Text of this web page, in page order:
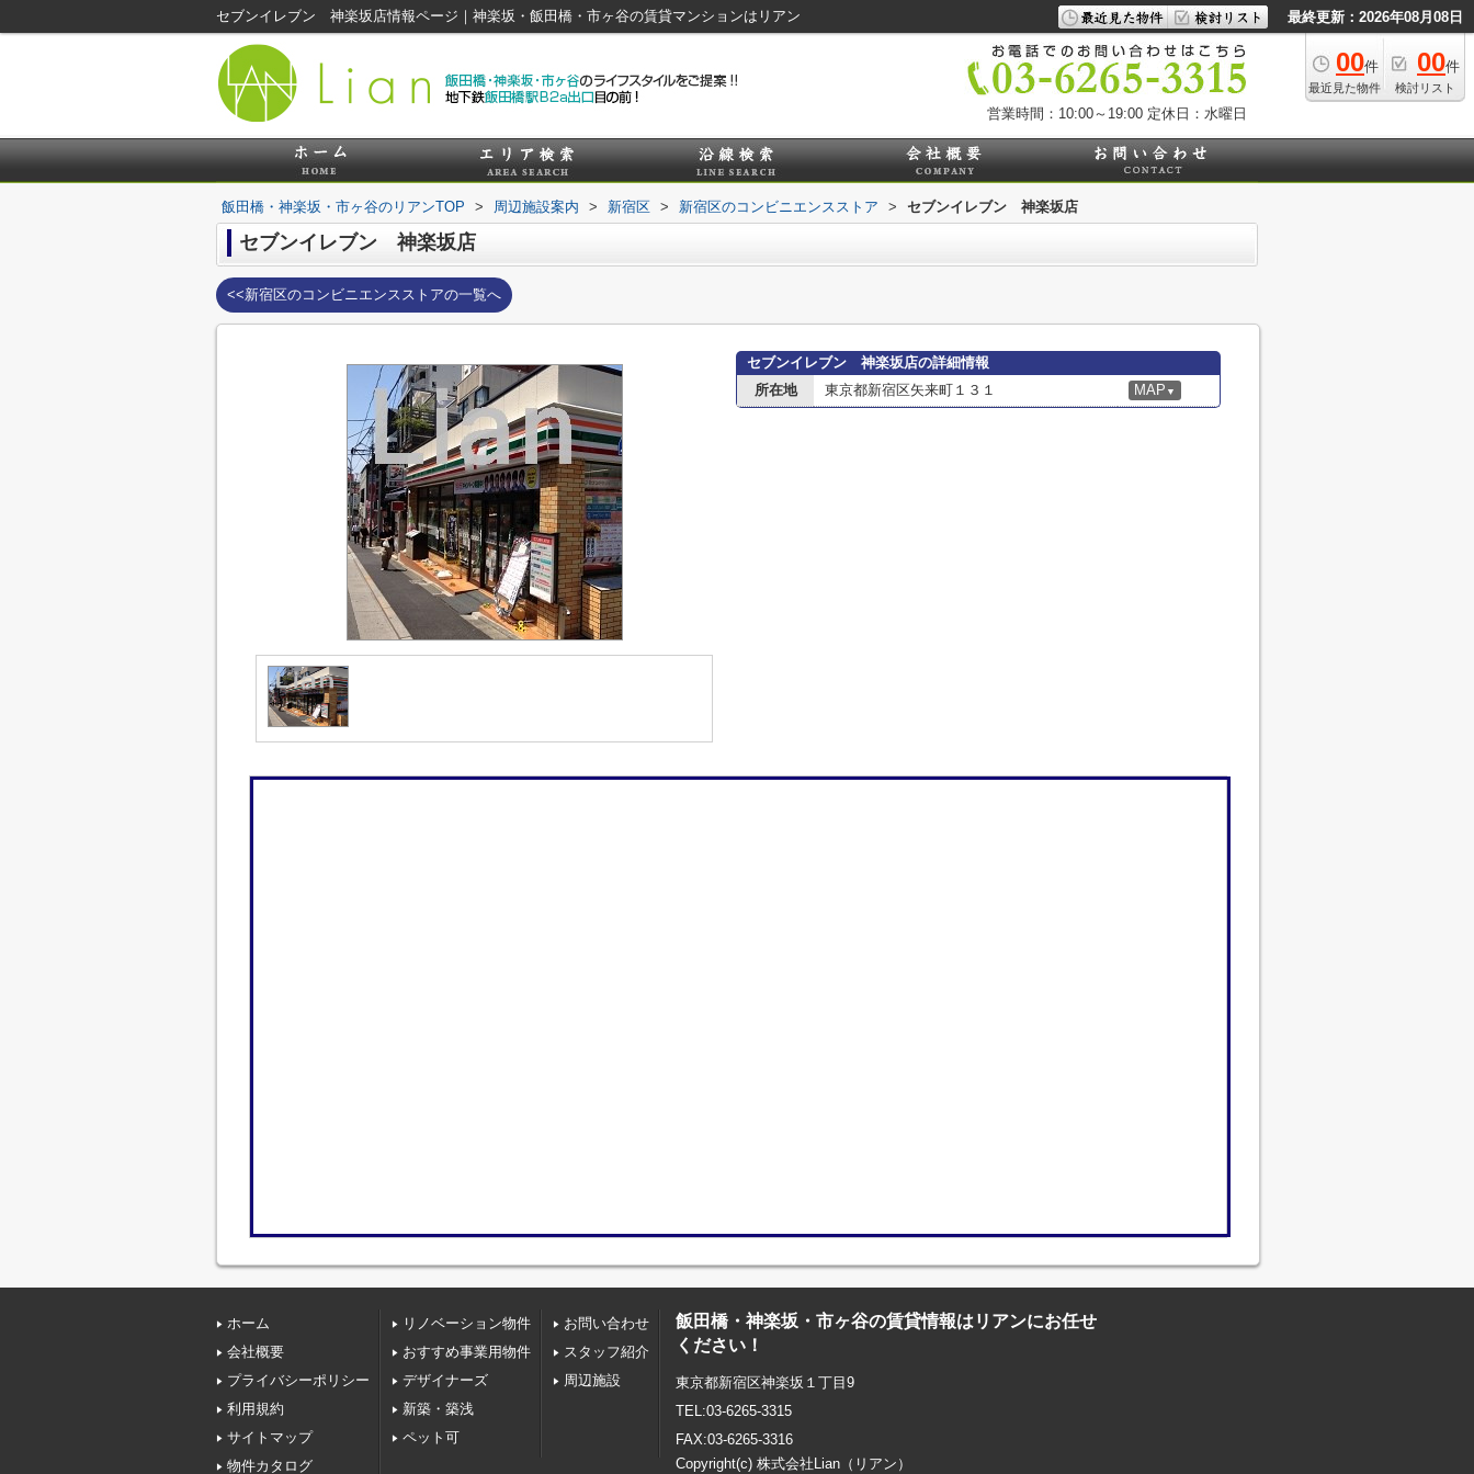
セブンイレブン 神楽坂店情報ページ｜神楽坂・飯田橋・市ヶ谷の賃貸マンションはリアン 最終更新：2026年08月08日
00件
最近見た物件
00件
検討リスト
営業時間：10:00～19:00 定休日：水曜日
飯田橋・神楽坂・市ヶ谷のリアンTOP > 周辺施設案内 > 新宿区 > 新宿区のコンビニエンスストア > セブンイレブン 神楽坂店
セブンイレブン 神楽坂店
<<新宿区のコンビニエンスストアの一覧へ
セブンイレブン 神楽坂店の詳細情報
所在地
東京都新宿区矢来町１３１ MAP ▼
ホーム
会社概要
プライバシーポリシー
利用規約
サイトマップ
物件カタログ
リノベーション物件
おすすめ事業用物件
デザイナーズ
新築・築浅
ペット可
お問い合わせ
スタッフ紹介
周辺施設
飯田橋・神楽坂・市ヶ谷の賃貸情報はリアンにお任せ
ください！
東京都新宿区神楽坂１丁目9
TEL:03-6265-3315
FAX:03-6265-3316
Copyright(c) 株式会社Lian（リアン）